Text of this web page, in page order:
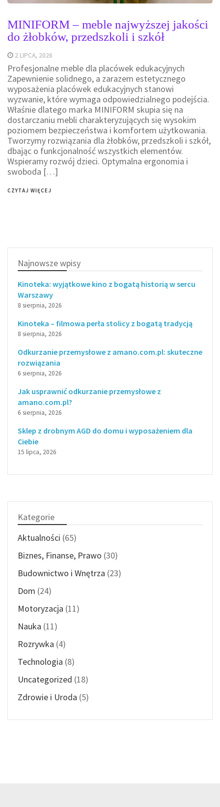
MINIFORM – meble najwyższej jakości
do żłobków, przedszkoli i szkół
2 LIPCA, 2026
Profesjonalne meble dla placówek edukacyjnych
Zapewnienie solidnego, a zarazem estetycznego
wyposażenia placówek edukacyjnych stanowi
wyzwanie, które wymaga odpowiedzialnego podejścia.
Właśnie dlatego marka MINIFORM skupia się na
dostarczaniu mebli charakteryzujących się wysokim
poziomem bezpieczeństwa i komfortem użytkowania.
Tworzymy rozwiązania dla żłobków, przedszkoli i szkół,
dbając o funkcjonalność wszystkich elementów.
Wspieramy rozwój dzieci. Optymalna ergonomia i
swoboda […]
CZYTAJ WIĘCEJ
Najnowsze wpisy
Kinoteka: wyjątkowe kino z bogatą historią w sercu
Warszawy
8 sierpnia, 2026
Kinoteka – filmowa perła stolicy z bogatą tradycją
8 sierpnia, 2026
Odkurzanie przemysłowe z amano.com.pl: skuteczne
rozwiązania
6 sierpnia, 2026
Jak usprawnić odkurzanie przemysłowe z
amano.com.pl?
6 sierpnia, 2026
Sklep z drobnym AGD do domu i wyposażeniem dla
Ciebie
15 lipca, 2026
Kategorie
Aktualności (65)
Biznes, Finanse, Prawo (30)
Budownictwo i Wnętrza (23)
Dom (24)
Motoryzacja (11)
Nauka (11)
Rozrywka (4)
Technologia (8)
Uncategorized (18)
Zdrowie i Uroda (5)